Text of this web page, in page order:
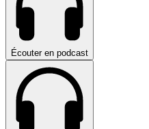
Écouter en podcast